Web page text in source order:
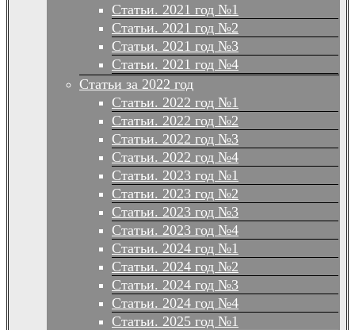
Статьи. 2021 год №1
Статьи. 2021 год №2
Статьи. 2021 год №3
Статьи. 2021 год №4
Статьи за 2022 год
Статьи. 2022 год №1
Статьи. 2022 год №2
Статьи. 2022 год №3
Статьи. 2022 год №4
Статьи. 2023 год №1
Статьи. 2023 год №2
Статьи. 2023 год №3
Статьи. 2023 год №4
Статьи. 2024 год №1
Статьи. 2024 год №2
Статьи. 2024 год №3
Статьи. 2024 год №4
Статьи. 2025 год №1